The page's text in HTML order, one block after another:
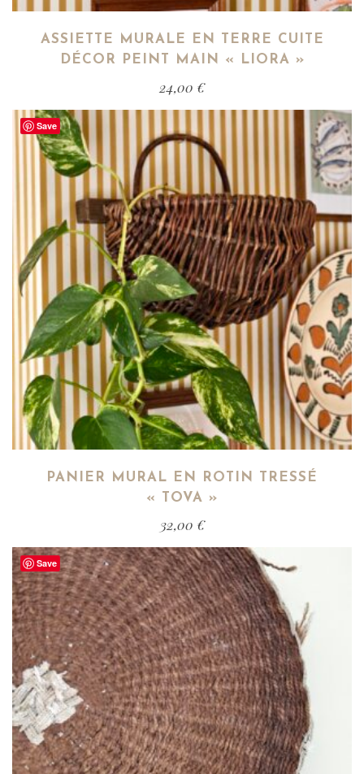
ASSIETTE MURALE EN TERRE CUITE
DÉCOR PEINT MAIN « LIORA »
24,00 €
Save
PANIER MURAL EN ROTIN TRESSÉ
« TOVA »
32,00 €
Save